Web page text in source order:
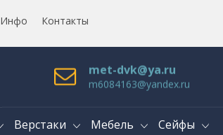
Инфо Контакты
met-dvk@ya.ru
m6084163@yandex.ru
Верстаки Мебель Сейфы